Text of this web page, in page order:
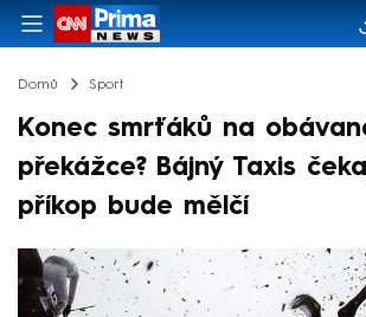
Domů Sport
Konec smrťáků na
překážce? Bájný Taxis
příkop bude mělčí